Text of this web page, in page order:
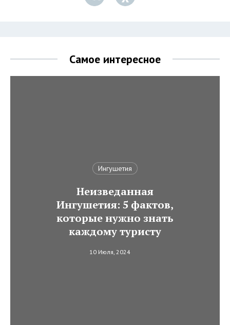
Самое интересное
Ингушетия
Неизведанная
Ингушетия: 5 фактов,
которые нужно знать
каждому туристу
10 Июля, 2024